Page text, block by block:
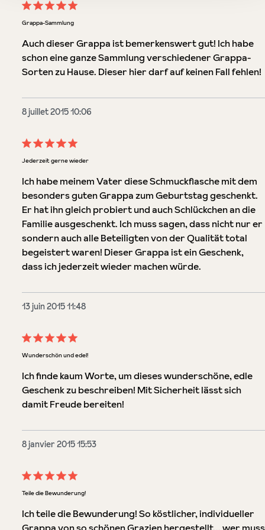
Évaluation avec une note de 5 sur 5 étoiles
Grappa-Sammlung
Auch dieser Grappa ist bemerkenswert gut! Ich habe
schon eine ganze Sammlung verschiedener Grappa-
Sorten zu Hause. Dieser hier darf auf keinen Fall fehlen!
8 juillet 2015 10:06
Évaluation avec une note de 5 sur 5 étoiles
Jederzeit gerne wieder
Ich habe meinem Vater diese Schmuckflasche mit dem
besonders guten Grappa zum Geburtstag geschenkt.
Er hat ihn gleich probiert und auch Schlückchen an die
Familie ausgeschenkt. Ich muss sagen, dass nicht nur er
sondern auch alle Beteiligten von der Qualität total
begeistert waren! Dieser Grappa ist ein Geschenk,
dass ich jederzeit wieder machen würde.
13 juin 2015 11:48
Évaluation avec une note de 5 sur 5 étoiles
Wunderschön und edel!
Ich finde kaum Worte, um dieses wunderschöne, edle
Geschenk zu beschreiben! Mit Sicherheit lässt sich
damit Freude bereiten!
8 janvier 2015 15:53
Évaluation avec une note de 5 sur 5 étoiles
Teile die Bewunderung!
Ich teile die Bewunderung! So köstlicher, individueller